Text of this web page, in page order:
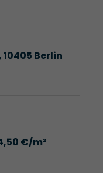
Berlin
€/m²